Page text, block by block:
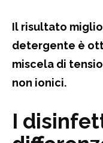
Il risultato
detergente è
miscela di
non ionici.
I